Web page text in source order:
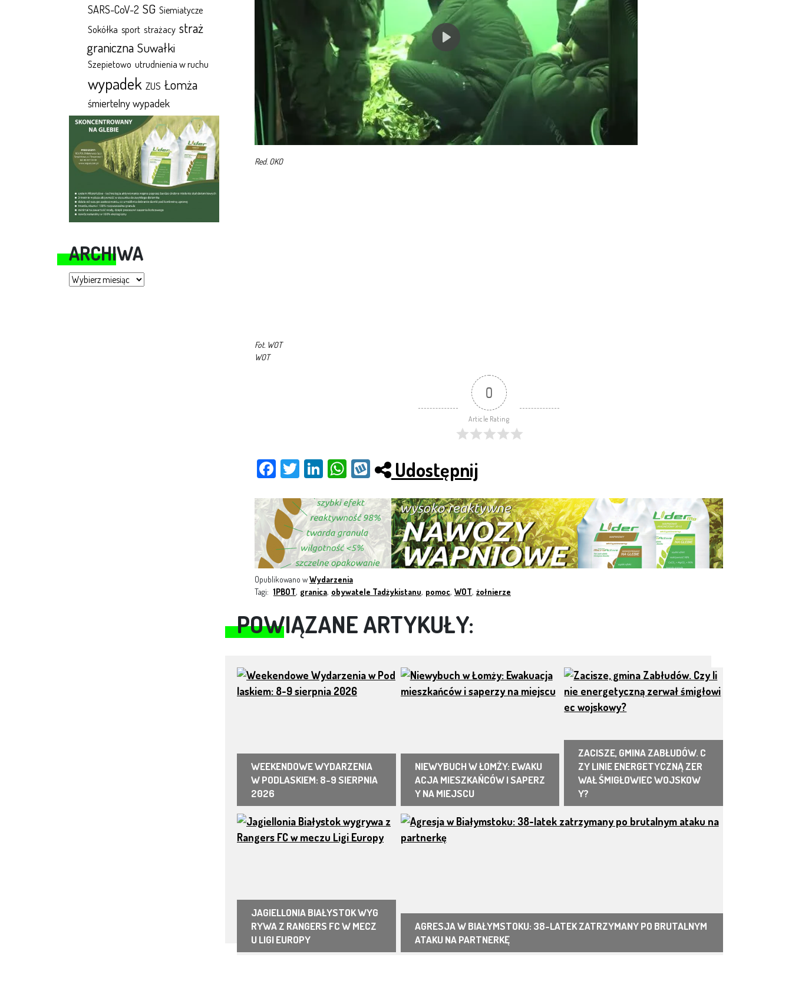
SARS-CoV-2 SG Siemiatycze
Sokółka sport strażacy straż
graniczna Suwałki
Szepietowo utrudnienia w ruchu
wypadek ZUS Łomża
śmiertelny wypadek
ARCHIWA
Archiwa
Red. OKO
Fot. WOT
WOT
0
Article Rating
Fac
ok
Twit
Link
n
Wh
App
Wy
Udostępnij
Opublikowano wWydarzenia
Tagi: 1PBOT, granica, obywatele Tadżykistanu, pomoc, WOT, żołnierze
POWIĄZANE ARTYKUŁY:
WEEKENDOWE WYDARZENIA
W PODLASKIEM: 8-9 SIERPNIA
2026
NIEWYBUCH W ŁOMŻY: EWAKU
ACJA MIESZKAŃCÓW I SAPERZ
Y NA MIEJSCU
ZACISZE, GMINA ZABŁUDÓW. C
ZY LINIE ENERGETYCZNĄ ZER
WAŁ ŚMIGŁOWIEC WOJSKOW
Y?
JAGIELLONIA BIAŁYSTOK WYG
RYWA Z RANGERS FC W MECZ
U LIGI EUROPY
AGRESJA W BIAŁYMSTOKU: 38-LATEK ZATRZYMANY PO BRUTALNYM
ATAKU NA PARTNERKĘ